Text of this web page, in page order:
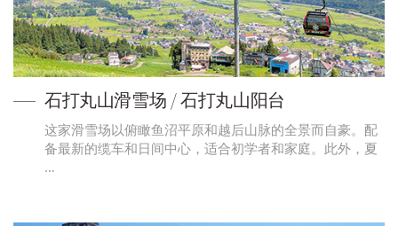
石打丸山滑雪场 / 石打丸山阳台
这家滑雪场以俯瞰鱼沼平原和越后山脉的全景而自豪。配
备最新的缆车和日间中心，适合初学者和家庭。此外，夏
…